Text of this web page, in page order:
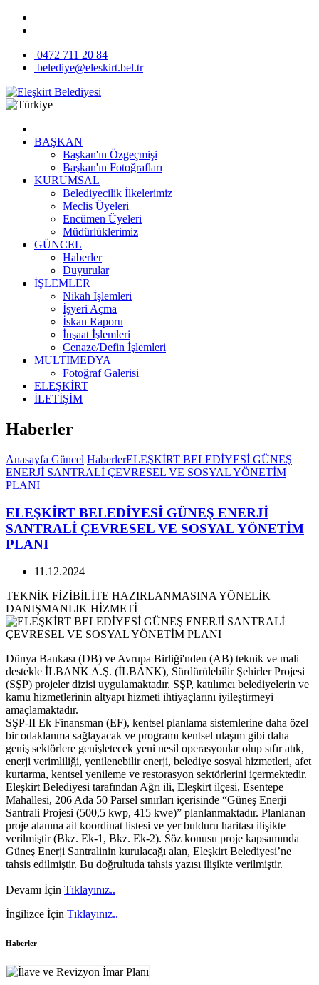
0472 711 20 84
belediye@eleskirt.bel.tr
BAŞKAN
Başkan'ın Özgeçmişi
Başkan'ın Fotoğrafları
KURUMSAL
Belediyecilik İlkelerimiz
Meclis Üyeleri
Encümen Üyeleri
Müdürlüklerimiz
GÜNCEL
Haberler
Duyurular
İŞLEMLER
Nikah İşlemleri
İşyeri Açma
İskan Raporu
İnşaat İşlemleri
Cenaze/Defin İşlemleri
MULTIMEDYA
Fotoğraf Galerisi
ELEŞKİRT
İLETİŞİM
Haberler
Anasayfa Güncel HaberlerELEŞKİRT BELEDİYESİ GÜNEŞ
ENERJİ SANTRALİ ÇEVRESEL VE SOSYAL YÖNETİM
PLANI
ELEŞKİRT BELEDİYESİ GÜNEŞ ENERJİ
SANTRALİ ÇEVRESEL VE SOSYAL YÖNETİM
PLANI
11.12.2024
TEKNİK FİZİBİLİTE HAZIRLANMASINA YÖNELİK
DANIŞMANLIK HİZMETİ
Dünya Bankası (DB) ve Avrupa Birliği'nden (AB) teknik ve mali
destekle İLBANK A.Ş. (İLBANK), Sürdürülebilir Şehirler Projesi
(SŞP) projeler dizisi uygulamaktadır. SŞP, katılımcı belediyelerin ve
kamu hizmetlerinin altyapı hizmeti ihtiyaçlarını iyileştirmeyi
amaçlamaktadır.
SŞP-II Ek Finansman (EF), kentsel planlama sistemlerine daha özel
bir odaklanma sağlayacak ve programı kentsel ulaşım gibi daha
geniş sektörlere genişletecek yeni nesil operasyonlar olup sıfır atık,
enerji verimliliği, yenilenebilir enerji, belediye sosyal hizmetleri, afet
kurtarma, kentsel yenileme ve restorasyon sektörlerini içermektedir.
Eleşkirt Belediyesi tarafından Ağrı ili, Eleşkirt ilçesi, Esentepe
Mahallesi, 206 Ada 50 Parsel sınırları içerisinde “Güneş Enerji
Santrali Projesi (500,5 kwp, 415 kwe)” planlanmaktadır. Planlanan
proje alanına ait koordinat listesi ve yer bulduru haritası ilişikte
verilmiştir (Bkz. Ek-1, Bkz. Ek-2). Söz konusu proje kapsamında
Güneş Enerji Santralinin kurulacağı alan, Eleşkirt Belediyesi’ne
tahsis edilmiştir. Bu doğrultuda tahsis yazısı ilişikte verilmiştir.
Devamı İçin Tıklayınız..
İngilizce İçin Tıklayınız..
Haberler